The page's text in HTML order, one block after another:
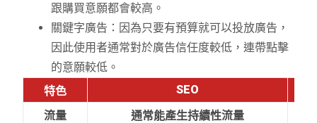
跟購買意願都會較高。
關鍵字廣告：因為只要有預算就可以投放廣告，
因此使用者通常對於廣告信任度較低，連帶點擊
的意願較低。
特色
SEO
流量
通常能產生持續性流量